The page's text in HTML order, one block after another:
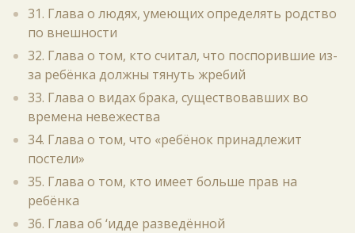
31. Глава о людях, умеющих определять родство
по внешности
32. Глава о том, кто считал, что поспорившие из-
за ребёнка должны тянуть жребий
33. Глава о видах брака, существовавших во
времена невежества
34. Глава о том, что «ребёнок принадлежит
постели»
35. Глава о том, кто имеет больше прав на
ребёнка
36. Глава об ‘идде разведённой